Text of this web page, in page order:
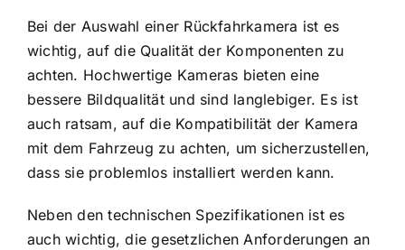
Bei der Auswahl einer Rückfahrkamera ist es
wichtig, auf die Qualität der Komponenten zu
achten. Hochwertige Kameras bieten eine
bessere Bildqualität und sind langlebiger. Es ist
auch ratsam, auf die Kompatibilität der Kamera
mit dem Fahrzeug zu achten, um sicherzustellen,
dass sie problemlos installiert werden kann.
Neben den technischen Spezifikationen ist es
auch wichtig, die gesetzlichen Anforderungen an